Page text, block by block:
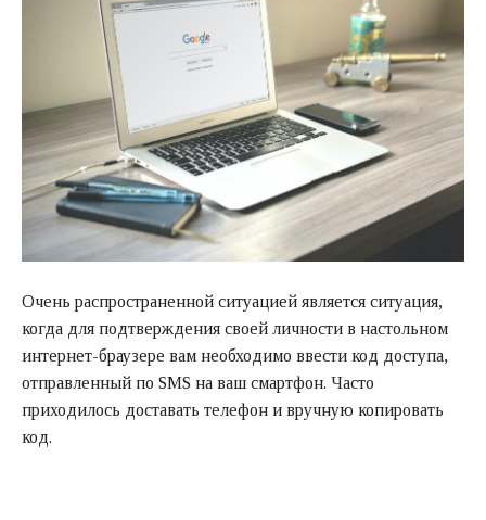
Очень распространенной ситуацией является ситуация,
когда для подтверждения своей личности в настольном
интернет-браузере вам необходимо ввести код доступа,
отправленный по SMS на ваш смартфон. Часто
приходилось доставать телефон и вручную копировать
код.